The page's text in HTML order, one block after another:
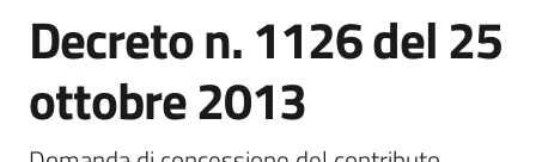
Decreto n. 1126 del 25
ottobre 2013